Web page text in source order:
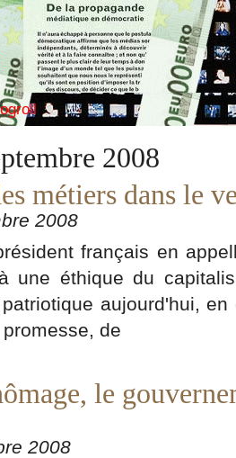
2008
métiers dans le
2008
français en
une éthique du
aujourd'hui,
de
le
2008